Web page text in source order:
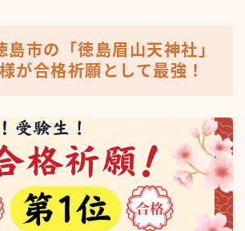
島市の「徳島眉山天神社」
が合格祈願として最強！